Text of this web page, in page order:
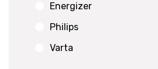
Energizer
Philips
Varta